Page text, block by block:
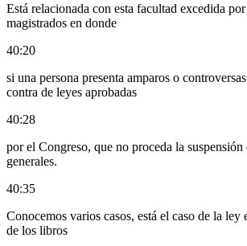
Está relacionada con esta facultad excedida
magistrados en donde
40:20
si una persona presenta amparos o
contra de leyes aprobadas
40:28
por el Congreso, que no proceda la suspensión
generales.
40:35
Conocemos varios casos, está el caso de la ley
de los libros